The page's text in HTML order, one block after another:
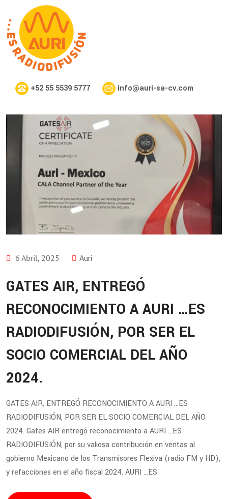
+52 55 5539 5777 info@auri-sa-cv.com
6 Abril, 2025 Auri
GATES AIR, ENTREGÓ
RECONOCIMIENTO A AURI …ES
RADIODIFUSIÓN, POR SER EL
SOCIO COMERCIAL DEL AÑO
2024.
GATES AIR, ENTREGÓ RECONOCIMIENTO A AURI …ES
RADIODIFUSIÓN, POR SER EL SOCIO COMERCIAL DEL AÑO
2024. Gates AIR entregó reconocimiento a AURI …ES
RADIODIFUSIÓN, por su valiosa contribución en ventas al
gobierno Mexicano de los Transmisores Flexiva (radio FM y HD),
y refacciones en el año fiscal 2024. AURI …ES